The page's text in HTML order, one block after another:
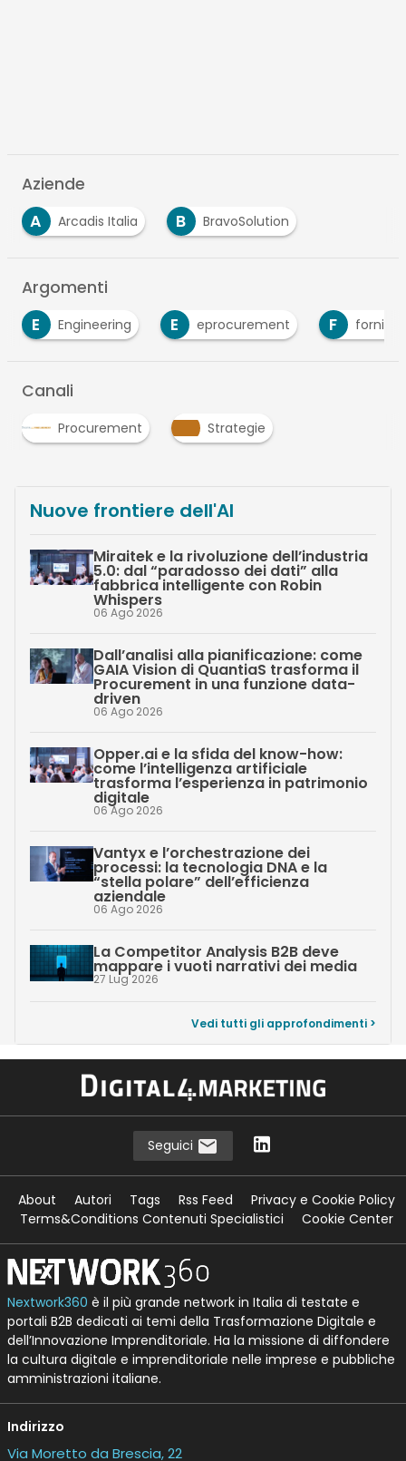
Aziende
A
Arcadis Italia B BravoSolution
Argomenti
Engineering E eprocurement F fornitori
Canali
Procurement Strategie
Nuove frontiere dell'AI
Miraitek e la rivoluzione dell’industria
5.0: dal “paradosso dei dati” alla
fabbrica intelligente con Robin
Whispers
06 Ago 2026
Dall’analisi alla pianificazione: come
GAIA Vision di QuantiaS trasforma il
Procurement in una funzione data-
driven
06 Ago 2026
Opper.ai e la sfida del know-how:
come l’intelligenza artificiale
trasforma l’esperienza in patrimonio
digitale
06 Ago 2026
Vantyx e l’orchestrazione dei
processi: la tecnologia DNA e la
“stella polare” dell’efficienza
aziendale
06 Ago 2026
La Competitor Analysis B2B deve
mappare i vuoti narrativi dei media
27 Lug 2026
Vedi tutti gli approfondimenti >
Seguici
About Autori Tags Rss Feed
Privacy e Cookie Policy
Terms&Conditions Contenuti Specialistici
Cookie Center
Nextwork360 è il più grande network in Italia di testate e
portali B2B dedicati ai temi della Trasformazione Digitale e
dell’Innovazione Imprenditoriale. Ha la missione di diffondere
la cultura digitale e imprenditoriale nelle imprese e pubbliche
amministrazioni italiane.
Indirizzo
Via Moretto da Brescia, 22